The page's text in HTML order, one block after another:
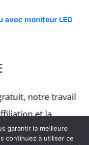
avec moniteur LED
garantir la meilleure
continuez à utiliser ce